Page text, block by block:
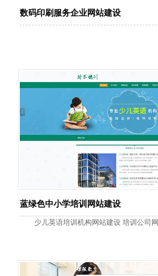
数码印刷服务企业网站建设
蓝绿色中小学培训网站建设
少儿英语培训机构网站建设 培训公司